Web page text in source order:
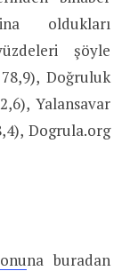
oldukları
şöyle
Doğruluk
Yalansavar
Dogrula.org
na buradan